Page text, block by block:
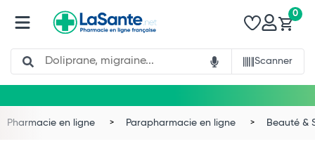
Search
Scanner
0
Pharmacie en ligne Parapharmacie en ligne Beauté &